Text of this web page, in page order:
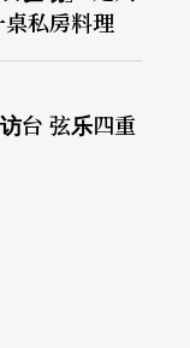
私房料理
台 弦乐四重